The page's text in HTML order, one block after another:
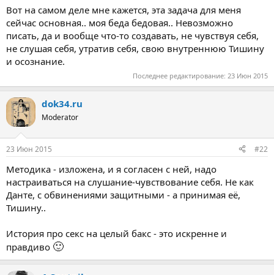
В заветном домике друзей разлучили.
Эдди увели в спальню, а Рей вдруг оказался в ванной наедине с
рыжей девушкой, опытной, конечно, но вовсе не в его вкусе.
Однако доллар-то был уже отдан… Да и все удовольствие, к
великому огорчению Рея, длилось каких-то там две-три
расписывалось загадочное и прекрасное волшебство секса, а
тут…
За целый-то доллар!
Вот на самом деле мне кажется, эта задача для меня
сейчас основная.. моя беда бедовая.. Невозможно
писать, да и вообще что-то создавать, не чувствуя себя,
не слушая себя, утратив себя, свою внутреннюю Тишину
и осознание.
Последнее редактирование: 23 Июн 2015
dok34.ru
Moderator
23 Июн 2015 #22
Методика - изложена, и я согласен с ней, надо
настраиваться на слушание-чувствование себя. Не как
Данте, с обвинениями защитными - а принимая её,
Тишину..
История про секс на целый бакс - это искренне и
правдиво 🙂